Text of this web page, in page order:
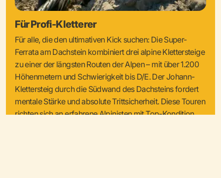
Für Profi-Kletterer
Für alle, die den ultimativen Kick suchen: Die Super-
Ferrata am Dachstein kombiniert drei alpine Klettersteige
zu einer der längsten Routen der Alpen – mit über 1.200
Höhenmetern und Schwierigkeit bis D/E. Der Johann-
Klettersteig durch die Südwand des Dachsteins fordert
mentale Stärke und absolute Trittsicherheit. Diese Touren
richten sich an erfahrene Alpinisten mit Top-Kondition,